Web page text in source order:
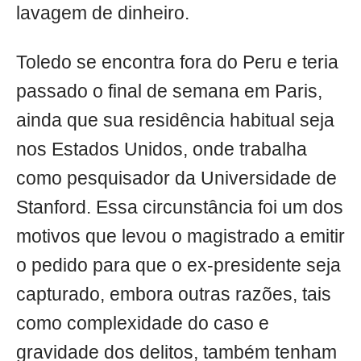
lavagem de dinheiro.
Toledo se encontra fora do Peru e teria
passado o final de semana em Paris,
ainda que sua residência habitual seja
nos Estados Unidos, onde trabalha
como pesquisador da Universidade de
Stanford. Essa circunstância foi um dos
motivos que levou o magistrado a emitir
o pedido para que o ex-presidente seja
capturado, embora outras razões, tais
como complexidade do caso e
gravidade dos delitos, também tenham